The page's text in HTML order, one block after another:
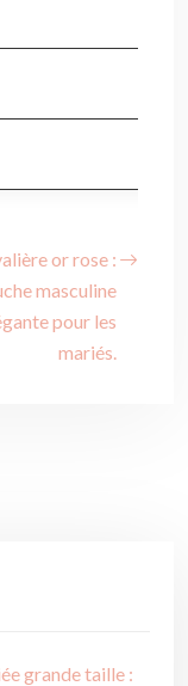
or rose :
masculine
pour les
mariés.
grande taille :